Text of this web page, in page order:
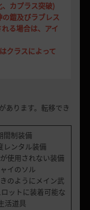
カプラス突破)
鎧及びラブレス
る場合は、アイ
クラスによって
あります。転移でき
間制装備
レンタル装備
使用されない装備
イのソル
のようにメイン武
ットに装着可能な
活道具